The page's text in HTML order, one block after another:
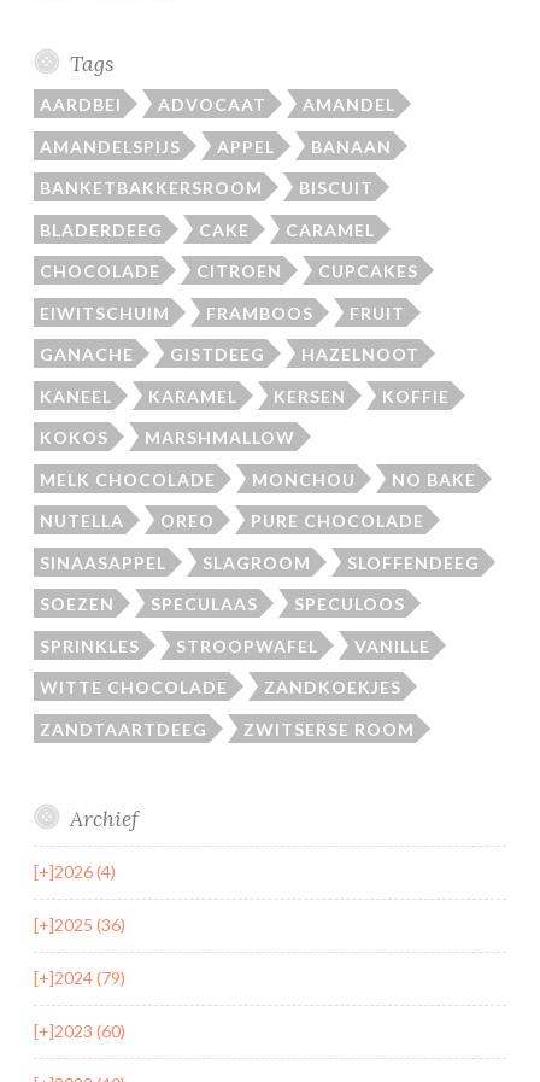
Tags
AARDBEI ADVOCAAT AMANDEL
AMANDELSPIJS APPEL BANAAN
BANKETBAKKERSROOM BISCUIT
BLADERDEEG CAKE CARAMEL
CHOCOLADE CITROEN CUPCAKES
EIWITSCHUIM FRAMBOOS FRUIT
GANACHE GISTDEEG HAZELNOOT
KANEEL KARAMEL KERSEN KOFFIE
KOKOS MARSHMALLOW
MELK CHOCOLADE MONCHOU NO BAKE
NUTELLA OREO PURE CHOCOLADE
SINAASAPPEL SLAGROOM SLOFFENDEEG
SOEZEN SPECULAAS SPECULOOS
SPRINKLES STROOPWAFEL VANILLE
WITTE CHOCOLADE ZANDKOEKJES
ZANDTAARTDEEG ZWITSERSE ROOM
Archief
[+]2026 (4)
[+]2025 (36)
[+]2024 (79)
[+]2023 (60)